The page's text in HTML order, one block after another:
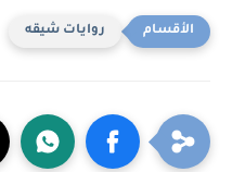
روايات شيقه